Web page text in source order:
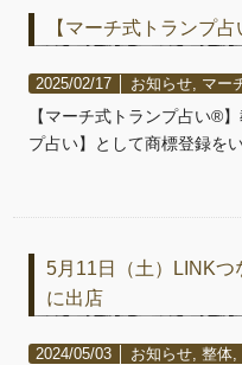
【マーチ式トランプ
2025/02/17 │ お知らせ, マー
【マーチ式トランプ占い®️
プ占い】として商標登録を
5月11日（土）LINK
に出店
2024/05/03 │ お知らせ, 整体,